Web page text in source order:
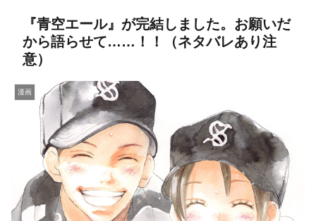
『青空エール』が完結しました。お願いだ
から語らせて……！！（ネタバレあり注
意）
漫画